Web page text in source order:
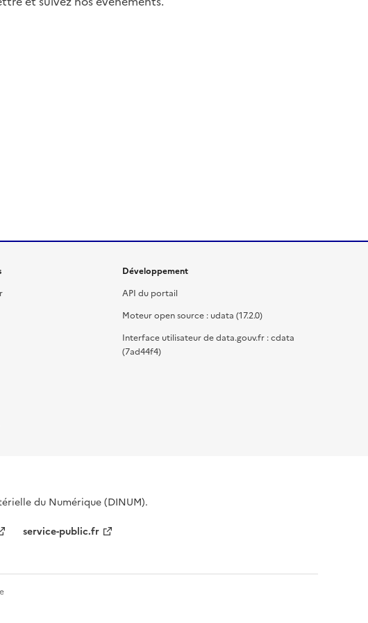
Développement
API du portail
Moteur open source : udata (17.2.0)
Interface utilisateur de data.gouv.fr : cdata
(7ad44f4)
du Numérique (DINUM).
service-public.fr